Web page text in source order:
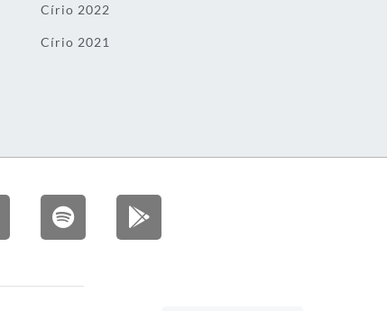
Círio 2022
Círio 2021